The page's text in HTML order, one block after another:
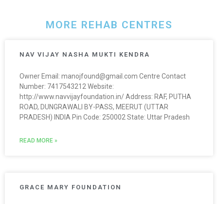
MORE REHAB CENTRES
NAV VIJAY NASHA MUKTI KENDRA
Owner Email: manojfound@gmail.com Centre Contact
Number: 7417543212 Website:
http://www.navvijayfoundation.in/ Address: RAF, PUTHA
ROAD, DUNGRAWALI BY-PASS, MEERUT (UTTAR
PRADESH) INDIA Pin Code: 250002 State: Uttar Pradesh
READ MORE »
GRACE MARY FOUNDATION